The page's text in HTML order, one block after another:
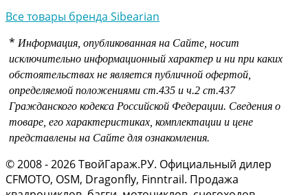
Все товары бренда Sibearian
* Информация, опубликованная на Сайте, носит
исключительно информационный характер и ни при каких
обстоятельствах не является публичной офертой,
определяемой положениями ст.435 и ч.2 ст.437
Гражданского кодекса Российской Федерации. Сведения о
товаре, его характеристиках, комплектации и цене
представлены на Сайте для ознакомления.
© 2008 - 2026 ТвойГараж.РУ. Официальный дилер
CFMOTO, OSM, Dragonfly, Finntrail. Продажа